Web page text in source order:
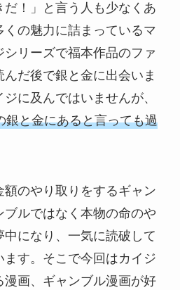
！」と言う人も少なくあ
くの魅力に詰まっているマ
リーズで福本作品のファ
だ後で銀と金に出会いま
に及んではいませんが、
銀と金にあると言っても過
のやり取りをするギャン
ルではなく本物の命のや
中になり、一気に読破して
ます。そこで今回はカイジ
画、ギャンブル漫画が好